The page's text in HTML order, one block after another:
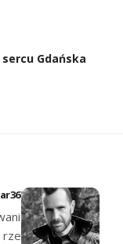
Gdańska
odszedł Cal
rzecz fetyszowej